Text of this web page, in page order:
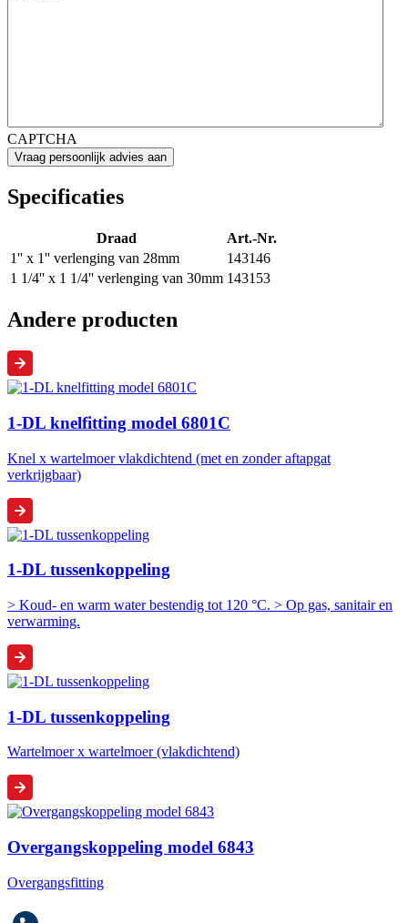
CAPTCHA
Specificaties
Draad
Art.-Nr.
1'' x 1'' verlenging van 28mm
143146
1 1/4'' x 1 1/4'' verlenging van 30mm 143153
Andere producten
1-DL knelfitting model 6801C
Knel x wartelmoer vlakdichtend (met en zonder aftapgat
verkrijgbaar)
1-DL tussenkoppeling
> Koud- en warm water bestendig tot 120 °C. > Op gas, sanitair en
verwarming.
1-DL tussenkoppeling
Wartelmoer x wartelmoer (vlakdichtend)
Overgangskoppeling model 6843
Overgangsfitting